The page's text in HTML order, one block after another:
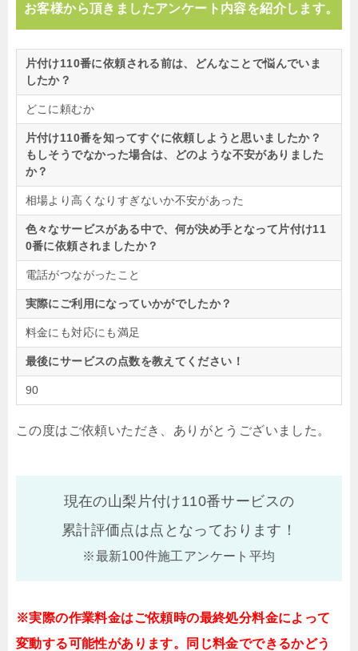
お客様から頂きましたアンケート内容を紹介します。
片付け110番に依頼される前は、どんなことで悩んでいま
したか？
どこに頼むか
片付け110番を知ってすぐに依頼しようと思いましたか？
もしそうでなかった場合は、どのような不安がありました
か？
相場より高くなりすぎないか不安があった
色々なサービスがある中で、何が決め手となって片付け11
0番に依頼されましたか？
電話がつながったこと
実際にご利用になっていかがでしたか？
料金にも対応にも満足
最後にサービスの点数を教えてください！
90
この度はご依頼いただき、ありがとうございました。
現在の山梨片付け110番サービスの
累計評価点は点となっております！
※最新100件施工アンケート平均
※実際の作業料金はご依頼時の最終処分料金によって
変動する可能性があります。同じ料金でできるかどう